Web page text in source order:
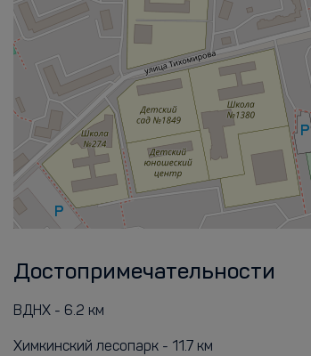
Достопримечательности
ВДНХ - 6.2 км
Химкинский лесопарк - 11.7 км